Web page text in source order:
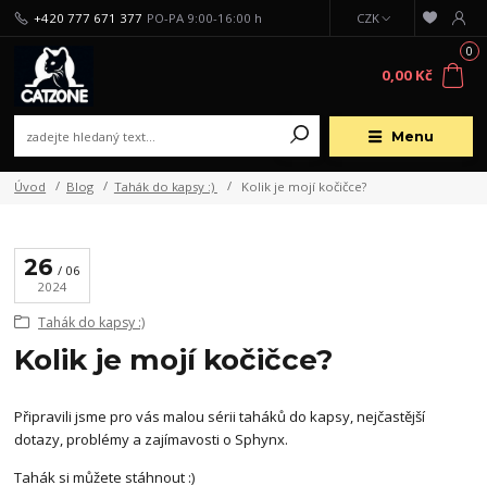
Menu
CZK
+420 777 671 377 PO-PA 9:00-16:00 h
0
0,00 Kč
Úvod Blog Tahák do kapsy :) Kolik je mojí kočičce?
26
06
2024
Tahák do kapsy :)
Kolik je mojí kočičce?
Připravili jsme pro vás malou sérii taháků do kapsy, nejčastější
dotazy, problémy a zajímavosti o Sphynx.
Tahák si můžete stáhnout :)